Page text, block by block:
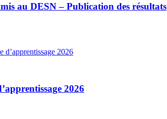
au DESN – Publication des résultats
2026